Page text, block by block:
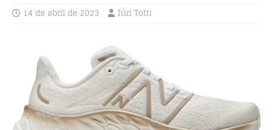
14 de abril de 2023 Iúri Totti